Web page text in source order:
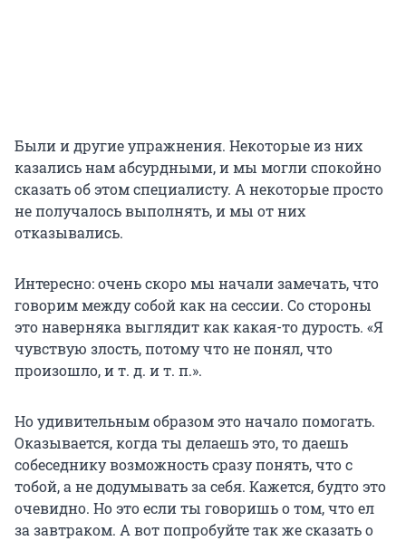
Были и другие упражнения. Некоторые из них
казались нам абсурдными, и мы могли спокойно
сказать об этом специалисту. А некоторые просто
не получалось выполнять, и мы от них
отказывались.
Интересно: очень скоро мы начали замечать, что
говорим между собой как на сессии. Со стороны
это наверняка выглядит как какая-то дурость. «Я
чувствую злость, потому что не понял, что
произошло,и т. д. и т. п.».
Но удивительным образом это начало помогать.
Оказывается, когда ты делаешь это, то даешь
собеседнику возможность сразу понять, что с
тобой, а не додумывать за себя. Кажется, будто это
очевидно. Но это если ты говоришь о том, что ел
за завтраком. А вот попробуйте так же сказать о